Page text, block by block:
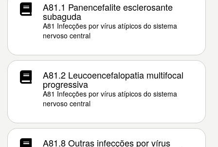
A81.1 Panencefalite esclerosante
subaguda
A81 Infecções por vírus atípicos do sistema
nervoso central
A81.2 Leucoencefalopatia multifocal
progressiva
A81 Infecções por vírus atípicos do sistema
nervoso central
A81.8 Outras infecções por vírus